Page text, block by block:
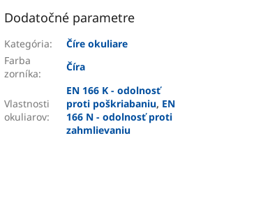
Dodatočné parametre
Kategória:
Číre okuliare
Farba
zorníka:
Číra
Vlastnosti
okuliarov:
EN 166 K - odolnosť
proti poškriabaniu, EN
166 N - odolnosť proti
zahmlievaniu